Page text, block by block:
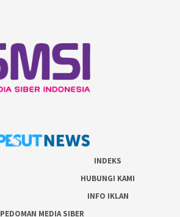
INDEKS
HUBUNGI KAMI
INFO IKLAN
PEDOMAN MEDIA SIBER